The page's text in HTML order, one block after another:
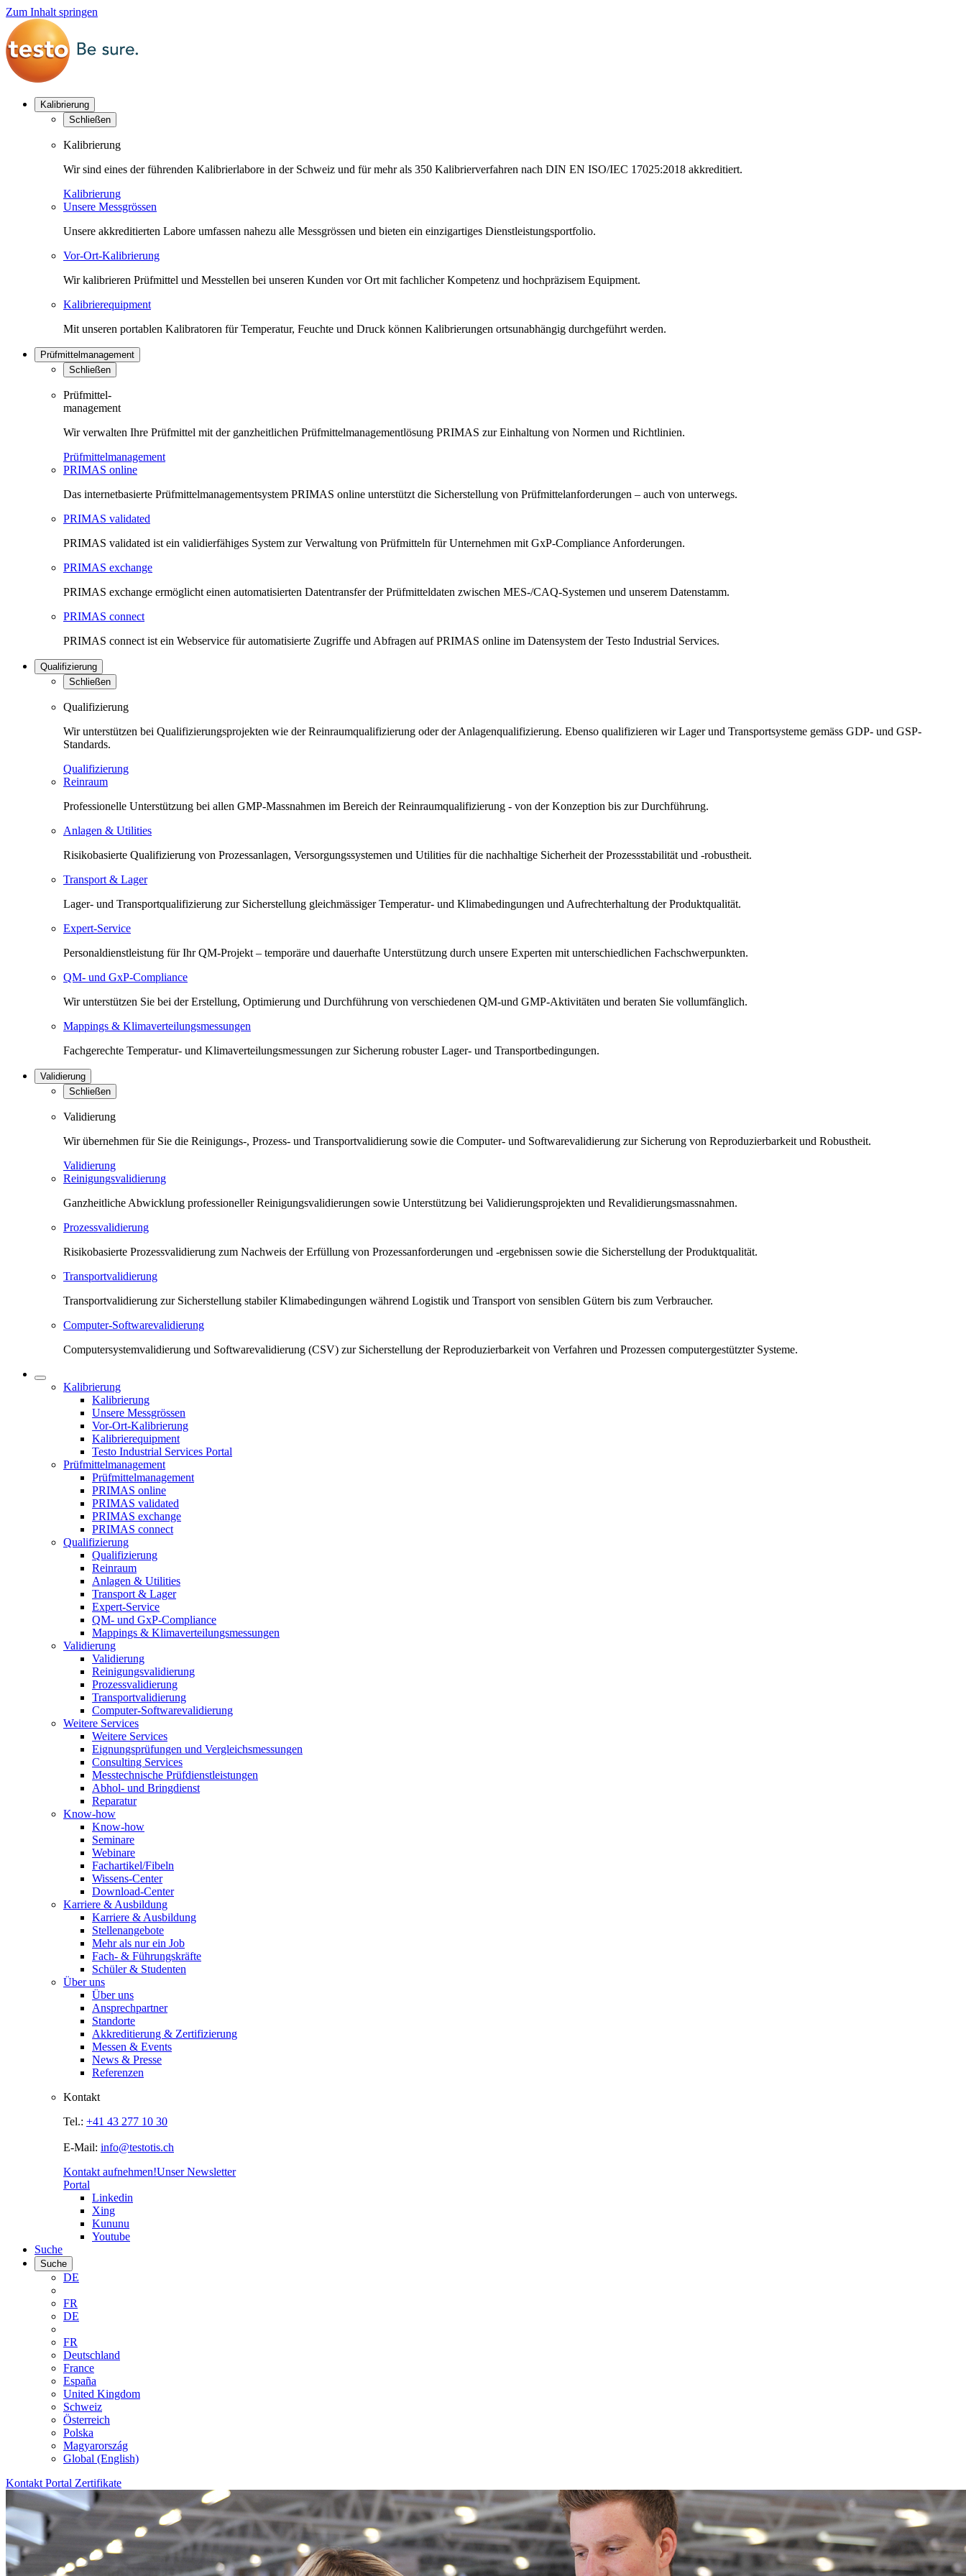
Zum Inhalt springen
Kalibrierung
Schließen
Kalibrierung
Wir sind eines der führenden Kalibrierlabore in der Schweiz und für mehr als 350 Kalibrierverfahren nach DIN EN ISO/IEC 17025:2018 akkreditiert.
Kalibrierung
Unsere Messgrössen
Unsere akkreditierten Labore umfassen nahezu alle Messgrössen und bieten ein einzigartiges Dienstleistungsportfolio.
Vor-Ort-Kalibrierung
Wir kalibrieren Prüfmittel und Messtellen bei unseren Kunden vor Ort mit fachlicher Kompetenz und hochpräzisem Equipment.
Kalibrierequipment
Mit unseren portablen Kalibratoren für Temperatur, Feuchte und Druck können Kalibrierungen ortsunabhängig durchgeführt werden.
Prüfmittelmanagement
Schließen
Prüfmittel-
management
Wir verwalten Ihre Prüfmittel mit der ganzheitlichen Prüfmittelmanagementlösung PRIMAS zur Einhaltung von Normen und Richtlinien.
Prüfmittelmanagement
PRIMAS online
Das internetbasierte Prüfmittelmanagementsystem PRIMAS online unterstützt die Sicherstellung von Prüfmittelanforderungen – auch von unterwegs.
PRIMAS validated
PRIMAS validated ist ein validierfähiges System zur Verwaltung von Prüfmitteln für Unternehmen mit GxP-Compliance Anforderungen.
PRIMAS exchange
PRIMAS exchange ermöglicht einen automatisierten Datentransfer der Prüfmitteldaten zwischen MES-/CAQ-Systemen und unserem Datenstamm.
PRIMAS connect
PRIMAS connect ist ein Webservice für automatisierte Zugriffe und Abfragen auf PRIMAS online im Datensystem der Testo Industrial Services.
Qualifizierung
Schließen
Qualifizierung
Wir unterstützen bei Qualifizierungsprojekten wie der Reinraumqualifizierung oder der Anlagenqualifizierung. Ebenso qualifizieren wir Lager und Transportsysteme gemäss GDP- und GSP-
Standards.
Qualifizierung
Reinraum
Professionelle Unterstützung bei allen GMP-Massnahmen im Bereich der Reinraumqualifizierung - von der Konzeption bis zur Durchführung.
Anlagen & Utilities
Risikobasierte Qualifizierung von Prozessanlagen, Versorgungssystemen und Utilities für die nachhaltige Sicherheit der Prozessstabilität und -robustheit.
Transport & Lager
Lager- und Transportqualifizierung zur Sicherstellung gleichmässiger Temperatur- und Klimabedingungen und Aufrechterhaltung der Produktqualität.
Expert-Service
Personaldienstleistung für Ihr QM-Projekt – temporäre und dauerhafte Unterstützung durch unsere Experten mit unterschiedlichen Fachschwerpunkten.
QM- und GxP-Compliance
Wir unterstützen Sie bei der Erstellung, Optimierung und Durchführung von verschiedenen QM-und GMP-Aktivitäten und beraten Sie vollumfänglich.
Mappings & Klimaverteilungsmessungen
Fachgerechte Temperatur- und Klimaverteilungsmessungen zur Sicherung robuster Lager- und Transportbedingungen.
Validierung
Schließen
Validierung
Wir übernehmen für Sie die Reinigungs-, Prozess- und Transportvalidierung sowie die Computer- und Softwarevalidierung zur Sicherung von Reproduzierbarkeit und Robustheit.
Validierung
Reinigungsvalidierung
Ganzheitliche Abwicklung professioneller Reinigungsvalidierungen sowie Unterstützung bei Validierungsprojekten und Revalidierungsmassnahmen.
Prozessvalidierung
Risikobasierte Prozessvalidierung zum Nachweis der Erfüllung von Prozessanforderungen und -ergebnissen sowie die Sicherstellung der Produktqualität.
Transportvalidierung
Transportvalidierung zur Sicherstellung stabiler Klimabedingungen während Logistik und Transport von sensiblen Gütern bis zum Verbraucher.
Computer-Softwarevalidierung
Computersystemvalidierung und Softwarevalidierung (CSV) zur Sicherstellung der Reproduzierbarkeit von Verfahren und Prozessen computergestützter Systeme.
Kalibrierung
Kalibrierung
Unsere Messgrössen
Vor-Ort-Kalibrierung
Kalibrierequipment
Testo Industrial Services Portal
Prüfmittelmanagement
Prüfmittelmanagement
PRIMAS online
PRIMAS validated
PRIMAS exchange
PRIMAS connect
Qualifizierung
Qualifizierung
Reinraum
Anlagen & Utilities
Transport & Lager
Expert-Service
QM- und GxP-Compliance
Mappings & Klimaverteilungsmessungen
Validierung
Validierung
Reinigungsvalidierung
Prozessvalidierung
Transportvalidierung
Computer-Softwarevalidierung
Weitere Services
Weitere Services
Eignungsprüfungen und Vergleichsmessungen
Consulting Services
Messtechnische Prüfdienstleistungen
Abhol- und Bringdienst
Reparatur
Know-how
Know-how
Seminare
Webinare
Fachartikel/Fibeln
Wissens-Center
Download-Center
Karriere & Ausbildung
Karriere & Ausbildung
Stellenangebote
Mehr als nur ein Job
Fach- & Führungskräfte
Schüler & Studenten
Über uns
Über uns
Ansprechpartner
Standorte
Akkreditierung & Zertifizierung
Messen & Events
News & Presse
Referenzen
Kontakt
Tel.: +41 43 277 10 30
E-Mail: info@testotis.ch
Kontakt aufnehmen!Unser Newsletter
Portal
Linkedin
Xing
Kununu
Youtube
Suche
Suche
DE
FR
DE
FR
Deutschland
France
España
United Kingdom
Schweiz
Österreich
Polska
Magyarország
Global (English)
Kontakt Portal Zertifikate